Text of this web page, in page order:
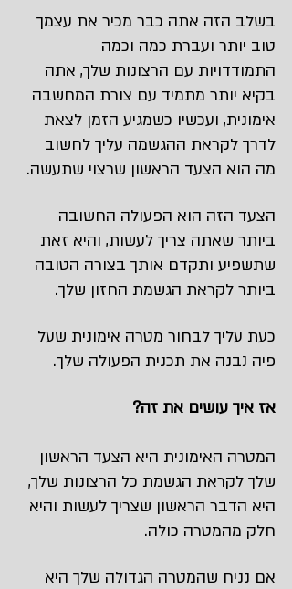
בשלב הזה אתה כבר מכיר את עצמך
טוב יותר ועברת כמה וכמה
התמודדויות עם הרצונות שלך, אתה
בקיא יותר מתמיד עם צורת המחשבה
אימונית, ועכשיו כשמגיע הזמן לצאת
לדרך לקראת ההגשמה עליך לחשוב
מה הוא הצעד הראשון שרצוי שתעשה.
הצעד הזה הוא הפעולה החשובה
ביותר שאתה צריך לעשות, והיא זאת
שתשפיע ותקדם אותך בצורה הטובה
ביותר לקראת הגשמת החזון שלך.
כעת עליך לבחור מטרה אימונית שעל
פיה נבנה את תכנית הפעולה שלך.
אז איך עושים את זה?
המטרה האימונית היא הצעד הראשון
שלך לקראת הגשמת כל הרצונות שלך,
היא הדבר הראשון שצריך לעשות והיא
חלק מהמטרה כולה.
אם נניח שהמטרה הגדולה שלך היא